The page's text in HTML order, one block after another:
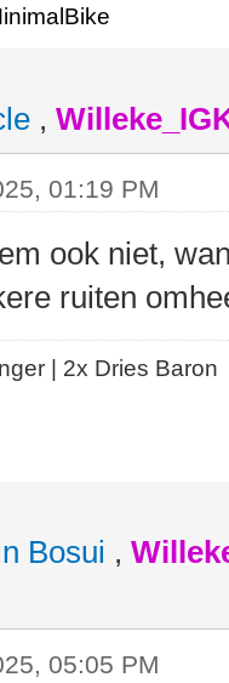
,
01:19 PM
ook niet,
ruiten
| 2x Dries Baron
Bosui ,
05:05 PM